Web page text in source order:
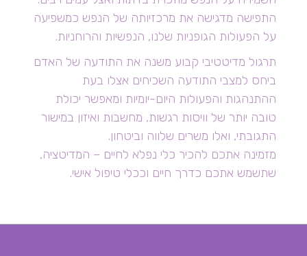
התפישה מדגישה את מרכזיותה של הנפש כמשפיעה
על הפעולות הגופניות שלנו, הנפשיות והרוחניות.
תרגול מדיטטיבי קבוע משנה את התודעה של האדם
ביחס למצבי התודעה השכיחים אצלו בעת
ההתנהגות והפעולות היום-יומיות ומאפשר יכולת
טובה יותר של וויסות רגשות, מחשבות ואיזון במישור
התגובתי, ואלו משרים שלווה וביטחון.
מזמינה אתכם להכיר כלי נפלא לחיים – המדיטציה,
שתשמש אתכם כדרך חיים וככלי טיפול אישי.